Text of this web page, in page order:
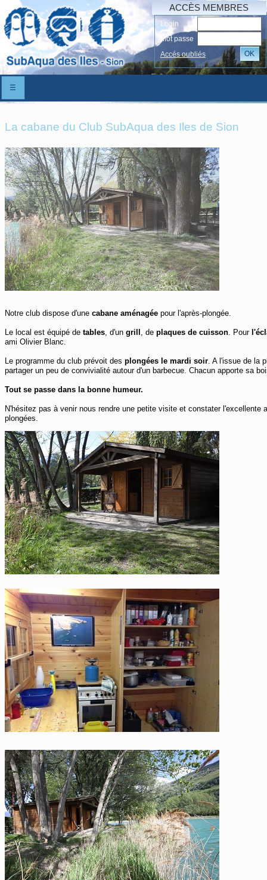
ACCÈS MEMBRES
Login
Mot passe
Accés oubliés
OK
☰
La cabane du Club SubAqua des Iles de Sion
Notre club dispose d'unecabane aménagée pour l'après-plongée.
Le local est équipé detables , d'ungrill , deplaques de cuisson . Pour
ami Olivier Blanc.
Le programme du club prévoit des plongées le mardi soir . A l'issue de la
partager un peu de convivialité autour d'un barbecue. Chacun apporte sa
Tout se passe dans la bonne humeur.
N'hésitez pas à venir nous rendre une petite visite et constater l'excellente
plongées.